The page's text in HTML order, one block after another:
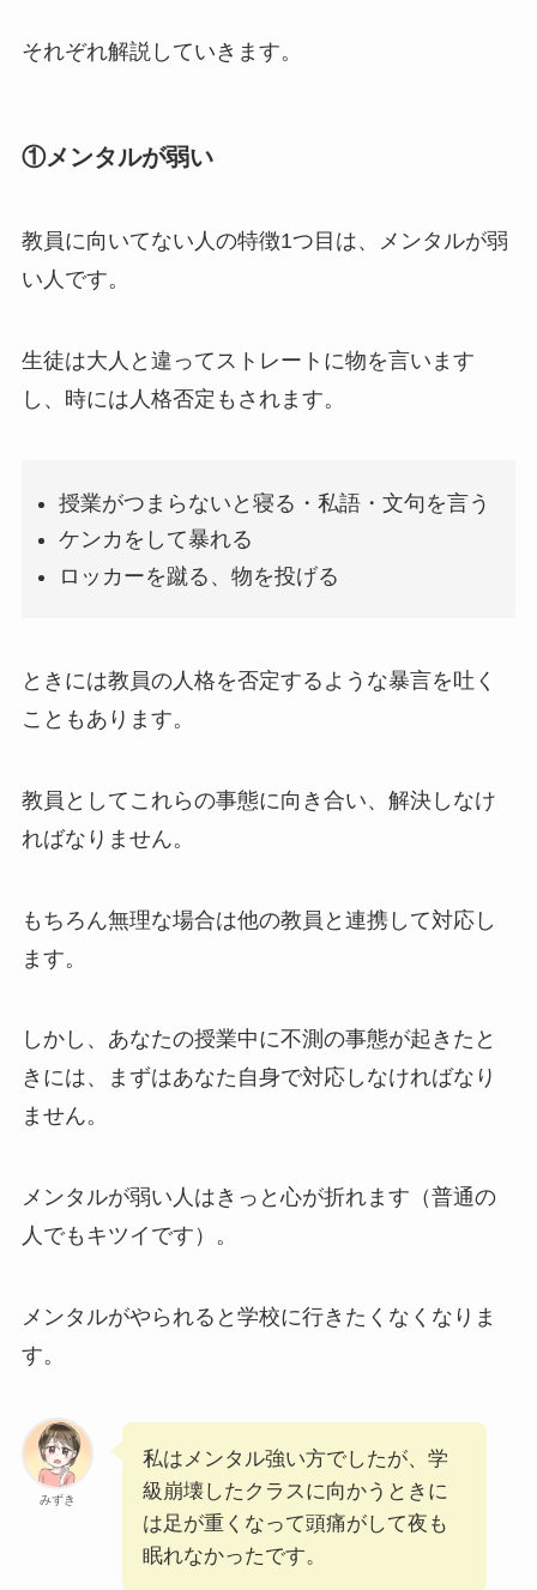
それぞれ解説していきます。
①メンタルが弱い
教員に向いてない人の特徴1つ目は、
メンタルが弱
い人 です。
生徒は大人と違ってストレートに物を言います
し、時には人格否定もされます。
授業がつまらないと寝る・私語・文句を言う
ケンカをして暴れる
ロッカーを蹴る、物を投げる
ときには教員の人格を否定するような暴言を吐く
こともあります。
教員としてこれらの事態に向き合い、解決しなけ
ればなりません。
もちろん無理な場合は他の教員と連携して対応し
ます。
しかし、あなたの授業中に不測の事態が起きたと
きには、まずはあなた自身で対応しなければなり
ません。
メンタルが弱い人はきっと心が折れます（普通の
人でもキツイです）。
メンタルがやられると学校に行きたくなくなりま
す。
みずき
私はメンタル強い方でしたが、学
級崩壊したクラスに向かうときに
は足が重くなって頭痛がして夜も
眠れなかったです。